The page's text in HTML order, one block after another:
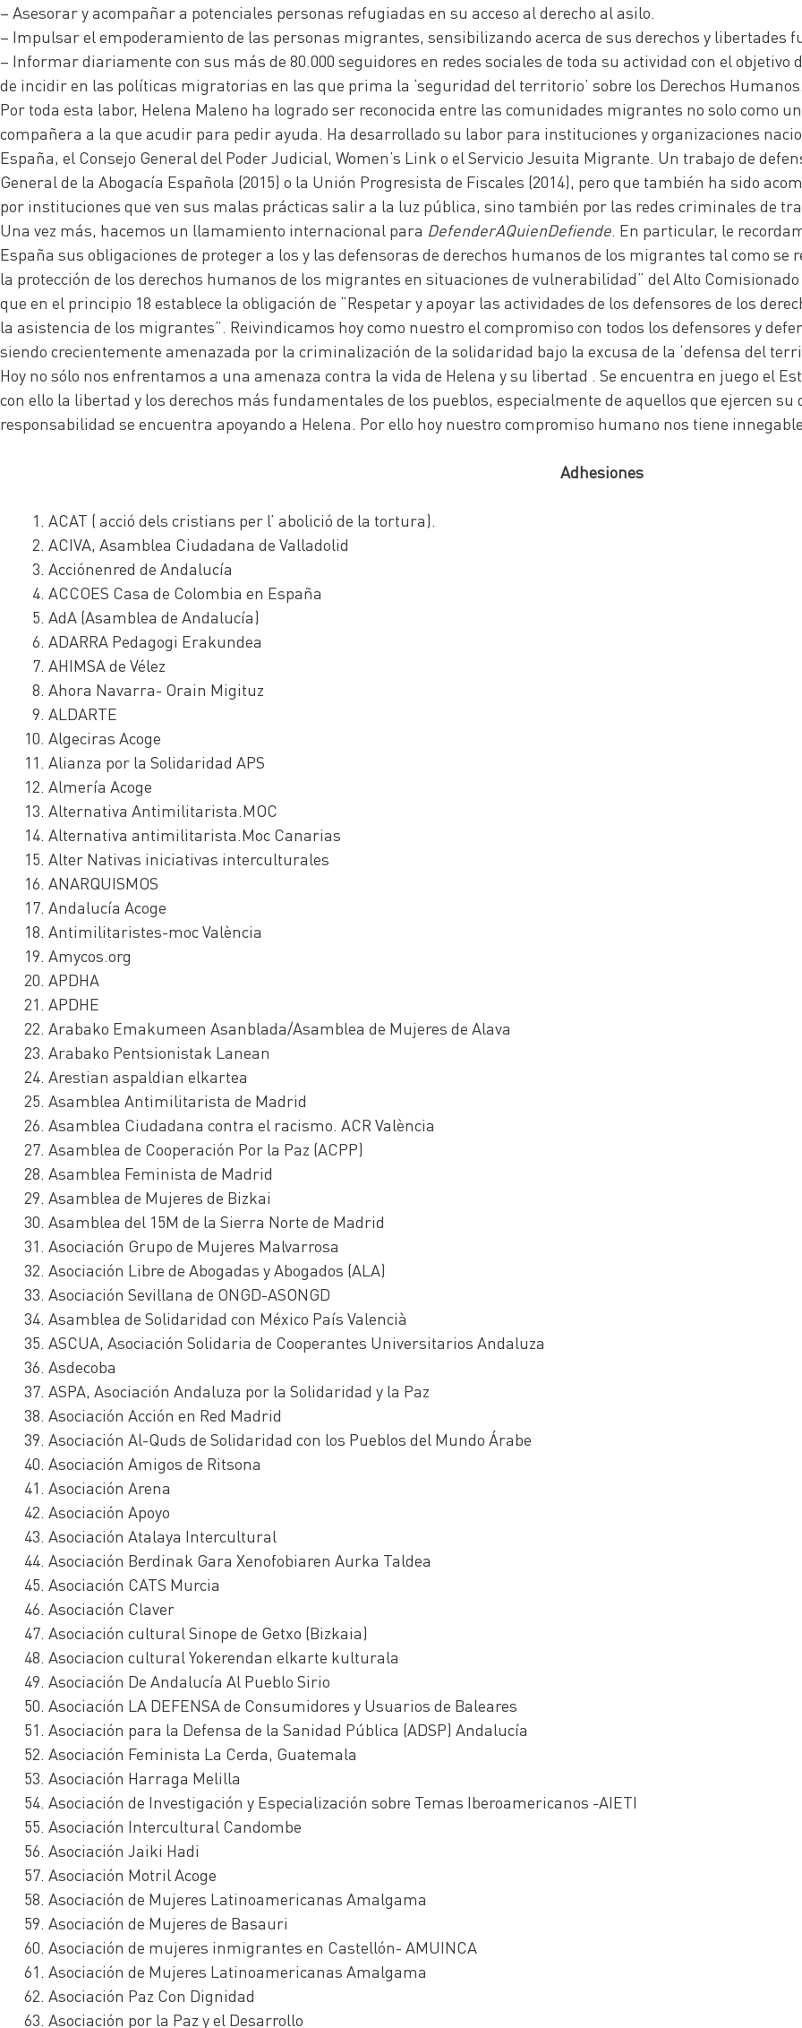
– Asesorar y acompañar a potenciales personas refugiadas en su acceso al derecho al asilo.
– Impulsar el empoderamiento de las personas migrantes, sensibilizando acerca de sus derechos y libertades
– Informar diariamente con sus más de 80.000 seguidores en redes sociales de toda su actividad con el
de incidir en las políticas migratorias en las que prima la ‘seguridad del territorio’ sobre los Derechos Humanos.
Por toda esta labor, Helena Maleno ha logrado ser reconocida entre las comunidades migrantes no solo como
compañera a la que acudir para pedir ayuda. Ha desarrollado su labor para instituciones y organizaciones
España, el Consejo General del Poder Judicial, Women’s Link o el Servicio Jesuita Migrante. Un trabajo de
General de la Abogacía Española (2015) o la Unión Progresista de Fiscales (2014), pero que también ha sido
por instituciones que ven sus malas prácticas salir a la luz pública, sino también por las redes criminales de
Una vez más, hacemos un llamamiento internacional para DefenderAQuienDefiende. En particular, le
España sus obligaciones de proteger a los y las defensoras de derechos humanos de los migrantes tal como se
la protección de los derechos humanos de los migrantes en situaciones de vulnerabilidad” del Alto
que en el principio 18 establece la obligación de “Respetar y apoyar las actividades de los defensores de los
la asistencia de los migrantes”. Reivindicamos hoy como nuestro el compromiso con todos los defensores y
siendo crecientemente amenazada por la criminalización de la solidaridad bajo la excusa de la ‘defensa del
Hoy no sólo nos enfrentamos a una amenaza contra la vida de Helena y su libertad . Se encuentra en juego el
con ello la libertad y los derechos más fundamentales de los pueblos, especialmente de aquellos que ejercen su
responsabilidad se encuentra apoyando a Helena. Por ello hoy nuestro compromiso humano nos tiene
Adhesiones
ACAT ( acció dels cristians per l’ abolició de la tortura).
ACIVA, Asamblea Ciudadana de Valladolid
Acciónenred de Andalucía
ACCOES Casa de Colombia en España
AdA (Asamblea de Andalucía)
ADARRA Pedagogi Erakundea
AHIMSA de Vélez
Ahora Navarra- Orain Migituz
ALDARTE
Algeciras Acoge
Alianza por la Solidaridad APS
Almería Acoge
Alternativa Antimilitarista.MOC
Alternativa antimilitarista.Moc Canarias
Alter Nativas iniciativas interculturales
ANARQUISMOS
Andalucía Acoge
Antimilitaristes-moc València
Amycos.org
APDHA
APDHE
Arabako Emakumeen Asanblada/Asamblea de Mujeres de Alava
Arabako Pentsionistak Lanean
Arestian aspaldian elkartea
Asamblea Antimilitarista de Madrid
Asamblea Ciudadana contra el racismo. ACR València
Asamblea de Cooperación Por la Paz (ACPP)
Asamblea Feminista de Madrid
Asamblea de Mujeres de Bizkai
Asamblea del 15M de la Sierra Norte de Madrid
Asociación Grupo de Mujeres Malvarrosa
Asociación Libre de Abogadas y Abogados (ALA)
Asociación Sevillana de ONGD-ASONGD
Asamblea de Solidaridad con México País Valencià
ASCUA, Asociación Solidaria de Cooperantes Universitarios Andaluza
Asdecoba
ASPA, Asociación Andaluza por la Solidaridad y la Paz
Asociación Acción en Red Madrid
Asociación Al-Quds de Solidaridad con los Pueblos del Mundo Árabe
Asociación Amigos de Ritsona
Asociación Arena
Asociación Apoyo
Asociación Atalaya Intercultural
Asociación Berdinak Gara Xenofobiaren Aurka Taldea
Asociación CATS Murcia
Asociación Claver
Asociación cultural Sinope de Getxo (Bizkaia)
Asociacion cultural Yokerendan elkarte kulturala
Asociación De Andalucía Al Pueblo Sirio
Asociación LA DEFENSA de Consumidores y Usuarios de Baleares
Asociación para la Defensa de la Sanidad Pública (ADSP) Andalucía
Asociación Feminista La Cerda, Guatemala
Asociación Harraga Melilla
Asociación de Investigación y Especialización sobre Temas Iberoamericanos -AIETI
Asociación Intercultural Candombe
Asociación Jaiki Hadi
Asociación Motril Acoge
Asociación de Mujeres Latinoamericanas Amalgama
Asociación de Mujeres de Basauri
Asociación de mujeres inmigrantes en Castellón- AMUINCA
Asociación de Mujeres Latinoamericanas Amalgama
Asociación Paz Con Dignidad
Asociación por la Paz y el Desarrollo